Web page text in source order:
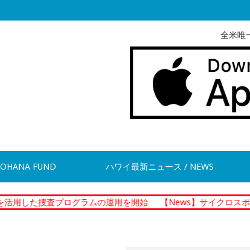
全米唯
FUND ハワイ最新ニュース / NEWS
ログラムの運用を開始 【News】サイクロスポラ症の集